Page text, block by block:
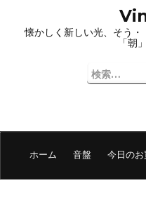
プ
懐かしく新しい光、そう
「朝
検
索:
ホーム 音盤 今日の